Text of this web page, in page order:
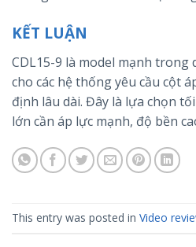
KẾT LUẬN
CDL15-9 là model mạnh trong
cho các hệ thống yêu cầu cột
định lâu dài. Đây là lựa chọn
lớn cần áp lực mạnh, độ bền
This entry was posted in Video